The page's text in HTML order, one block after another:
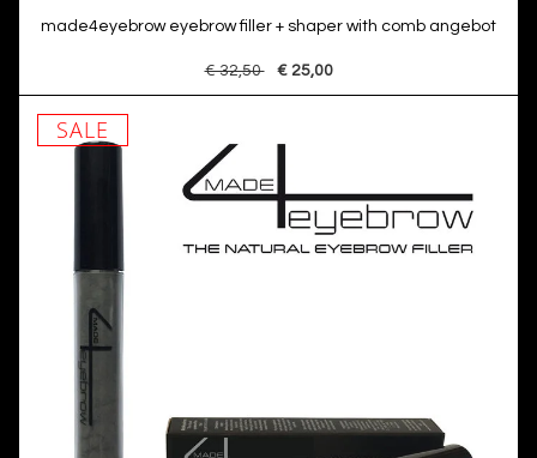
made4eyebrow eyebrow filler + shaper with comb angebot
€ 32,50 € 25,00
SALE